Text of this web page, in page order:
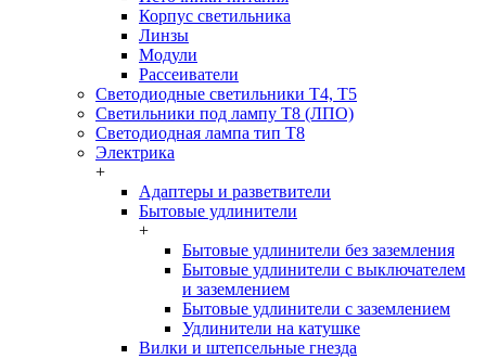
Корпус светильника
Линзы
Модули
Рассеиватели
Светодиодные светильники T4, T5
Светильники под лампу Т8 (ЛПО)
Светодиодная лампа тип T8
Электрика
+
Адаптеры и разветвители
Бытовые удлинители
+
Бытовые удлинители без заземления
Бытовые удлинители с выключателем
и заземлением
Бытовые удлинители с заземлением
Удлинители на катушке
Вилки и штепсельные гнезда